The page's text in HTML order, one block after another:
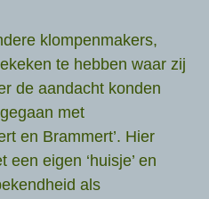
klompenmakers,
te hebben waar zij
de aandacht konden
met
en Brammert’. Hier
eigen ‘huisje’ en
als